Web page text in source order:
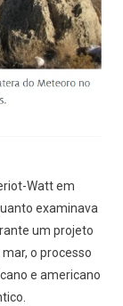
Watt em
examinava
um projeto
o processo
e americano